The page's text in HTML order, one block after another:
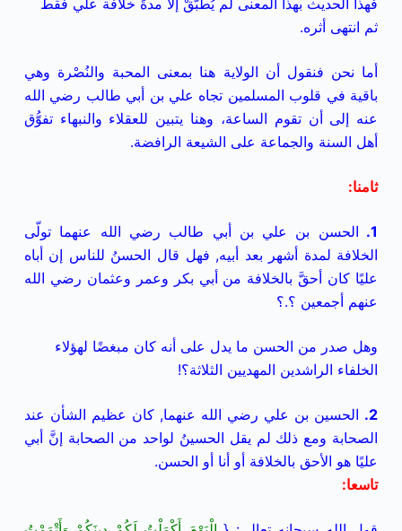
فهذا الحديث بهذا المعنى لم يُطبَّقْ إلا مدةَ خلافة علي فقط
ثم انتهى أثره.
أما نحن فنقول أن الولاية هنا بمعنى المحبة والنُصْرة وهي
باقية في قلوب المسلمين تجاه علي بن أبي طالب رضي الله
عنه إلى أن تقوم الساعة، وهنا يتبين للعقلاء والنبهاء تفوُّق
أهل السنة والجماعة على الشيعة الرافضة.
ثامنا:
1.
الحسن بن علي بن أبي طالب رضي الله عنهما تولّى
الخلافة لمدة أشهر بعد أبيه, فهل قال الحسنُ للناس إن أباه
عليًا كان أحقَّ بالخلافة من أبي بكر وعمر وعثمان رضي الله
عنهم أجمعين ؟.؟
وهل صدر من الحسن ما يدل على أنه كان مبغضًا لهؤلاء
الخلفاء الراشدين المهديين الثلاثة؟!
2.
الحسين بن علي رضي الله عنهما, كان عظيم الشأن عند
الصحابة ومع ذلك لم يقل الحسينُ لواحد من الصحابة إنَّ أبي
عليًا هو الأحق بالخلافة أو أنا أو الحسن.
تاسعا: